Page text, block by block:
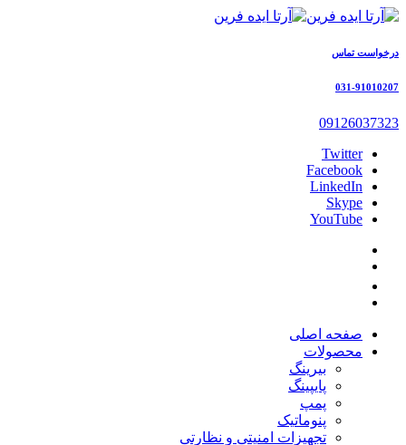
درخواست تماس
031-91010207
09126037323
Twitter
Facebook
LinkedIn
Skype
YouTube
صفحه اصلی
محصولات
بیرینگ
پایپینگ
پمپ
پنوماتیک
تجهیزات امنیتی و نظارتی